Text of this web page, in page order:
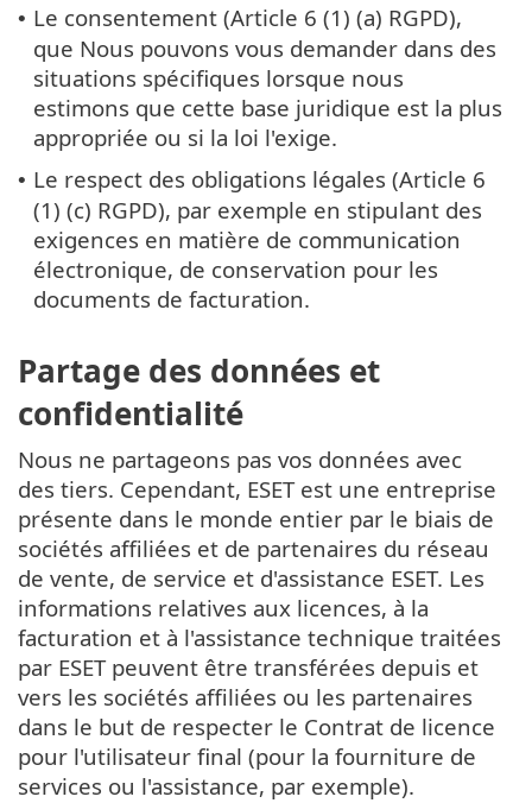
• Le consentement (Article 6 (1) (a) RGPD),
que Nous pouvons vous demander dans des
situations spécifiques lorsque nous
estimons que cette base juridique est la plus
appropriée ou si la loi l'exige.
• Le respect des obligations légales (Article 6
(1) (c) RGPD), par exemple en stipulant des
exigences en matière de communication
électronique, de conservation pour les
documents de facturation.
Partage des données et
confidentialité
Nous ne partageons pas vos données avec
des tiers. Cependant, ESET est une entreprise
présente dans le monde entier par le biais de
sociétés affiliées et de partenaires du réseau
de vente, de service et d'assistance ESET. Les
informations relatives aux licences, à la
facturation et à l'assistance technique traitées
par ESET peuvent être transférées depuis et
vers les sociétés affiliées ou les partenaires
dans le but de respecter le Contrat de licence
pour l'utilisateur final (pour la fourniture de
services ou l'assistance, par exemple).